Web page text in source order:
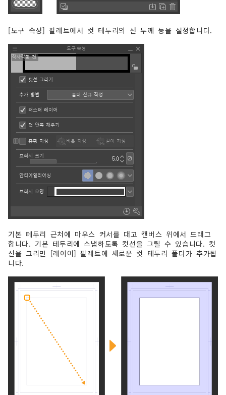
[도구 속성] 팔레트에서 컷 테두리의 선 두께 등을 설정합니다.
기본 테두리 근처에 마우스 커서를 대고 캔버스 위에서 드래그
합니다. 기본 테두리에 스냅하도록 컷선을 그릴 수 있습니다. 컷
선을 그리면 [레이어] 팔레트에 새로운 컷 테두리 폴더가 추가됩
니다.